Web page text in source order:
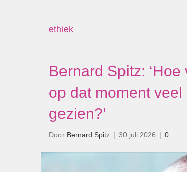
ethiek
Bernard Spitz:
op dat moment
gezien?’
Door Bernard Spitz | 30 juli 2026 | 0